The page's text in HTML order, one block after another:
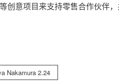
创意项目来⽀持零售合作伙伴
Nakamura 2.24